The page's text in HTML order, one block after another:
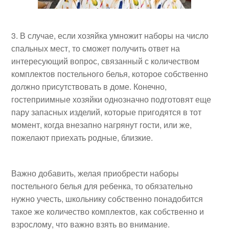
В случае, если хозяйка умножит наборы на число
спальных мест, то сможет получить ответ на
интересующий вопрос, связанный с количеством
комплектов постельного белья, которое собственно
должно присутствовать в доме. Конечно,
гостеприимные хозяйки однозначно подготовят еще
пару запасных изделий, которые пригодятся в тот
момент, когда внезапно нагрянут гости, или же,
пожелают приехать родные, близкие.
Важно добавить, желая приобрести наборы
постельного белья для ребенка, то обязательно
нужно учесть, школьнику собственно понадобится
такое же количество комплектов, как собственно и
взрослому, что важно взять во внимание.